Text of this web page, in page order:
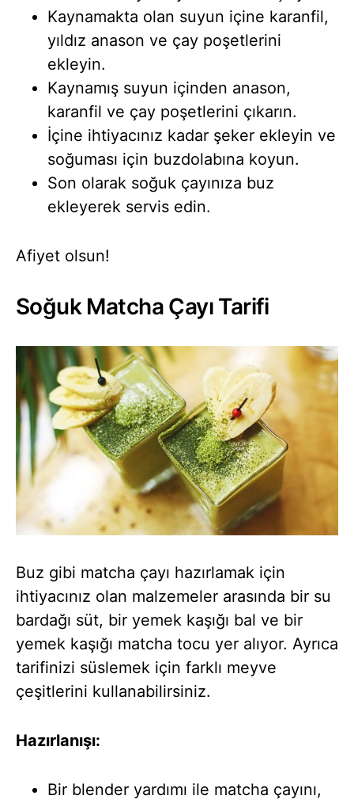
Kaynamakta olan suyun içine karanfil,
yıldız anason ve çay poşetlerini
ekleyin.
Kaynamış suyun içinden anason,
karanfil ve çay poşetlerini çıkarın.
İçine ihtiyacınız kadar şeker ekleyin ve
soğuması için buzdolabına koyun.
Son olarak soğuk çayınıza buz
ekleyerek servis edin.
Afiyet olsun!
Soğuk Matcha Çayı Tarifi
Buz gibi matcha çayı hazırlamak için
ihtiyacınız olan malzemeler arasında bir su
bardağı süt, bir yemek kaşığı bal ve bir
yemek kaşığı matcha tocu yer alıyor. Ayrıca
tarifinizi süslemek için farklı meyve
çeşitlerini kullanabilirsiniz.
Hazırlanışı:
Bir blender yardımı ile matcha çayını,